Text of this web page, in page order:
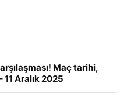
Maç tarihi,
11 Aralık 2025